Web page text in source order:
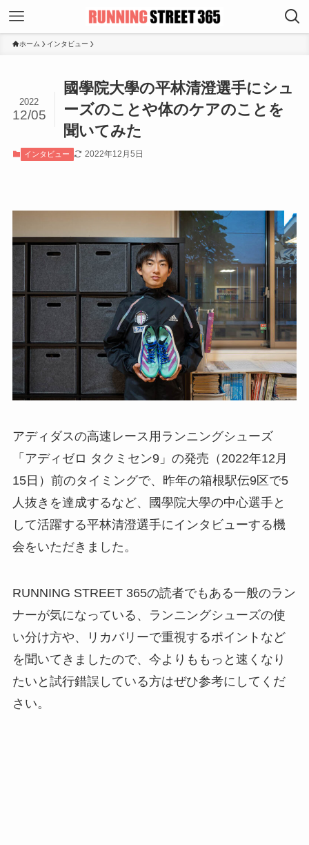
ホーム インタビュー
國學院大學の平林清澄選手にシュ
ーズのことや体のケアのことを
聞いてみた
2022
12/05
インタビュー 2022年12月5日
アディダスの高速レース用ランニングシューズ
「アディゼロ タクミセン9」の発売（2022年12月
15日）前のタイミングで、昨年の箱根駅伝9区で5
人抜きを達成するなど、國學院大學の中心選手と
して活躍する平林清澄選手にインタビューする機
会をいただきました。
RUNNING STREET 365の読者でもある一般のラン
ナーが気になっている、ランニングシューズの使
い分け方や、リカバリーで重視するポイントなど
を聞いてきましたので、今よりももっと速くなり
たいと試行錯誤している方はぜひ参考にしてくだ
さい。